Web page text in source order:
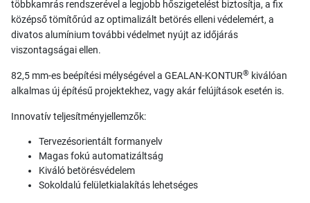
többkamrás rendszerével a legjobb hőszigetelést biztosítja, a fix
középső tömítőrúd az optimalizált betörés elleni védelemért, a
divatos alumínium további védelmet nyújt az időjárás
viszontagságai ellen.
82,5 mm-es beépítési mélységével a GEALAN-KONTUR® kiválóan
alkalmas új építésű projektekhez, vagy akár felújítások esetén is.
Innovatív teljesítményjellemzők:
Tervezésorientált formanyelv
Magas fokú automatizáltság
Kiváló betörésvédelem
Sokoldalú felületkialakítás lehetséges